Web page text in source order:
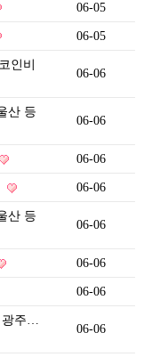
06-05
06-05
인비
06-06
산 등
06-06
06-06
06-06
산 등
06-06
06-06
06-06
광주…
06-06